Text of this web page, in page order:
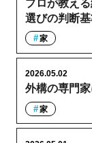
プロが教え
選びの判断
家
外構の専門
2026.05.02
家